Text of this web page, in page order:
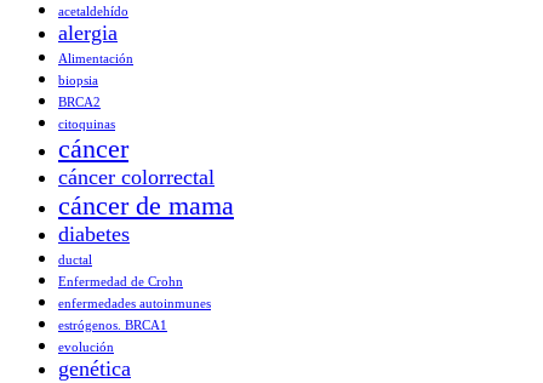
acetaldehído
alergia
Alimentación
biopsia
BRCA2
citoquinas
cáncer
cáncer colorrectal
cáncer de mama
diabetes
ductal
Enfermedad de Crohn
enfermedades autoinmunes
estrógenos. BRCA1
evolución
genética